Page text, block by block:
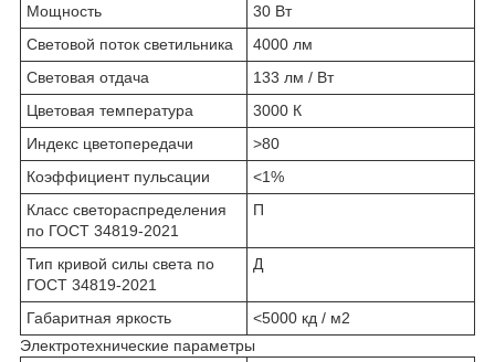
Мощность
30 Вт
Световой поток светильника
4000 лм
Световая отдача
133 лм / Вт
Цветовая температура
3000 К
Индекс цветопередачи
>80
Коэффициент пульсации
<1%
Класс светораспределения
по ГОСТ 34819-2021
П
Тип кривой силы света по
ГОСТ 34819-2021
Д
Габаритная яркость
<5000 кд / м2
Электротехнические параметры